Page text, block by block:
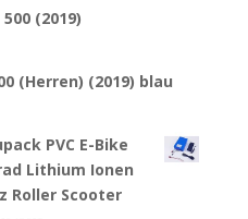
(2019)
(Herren) (2019) blau
PVC E-Bike
Lithium Ionen
Roller Scooter